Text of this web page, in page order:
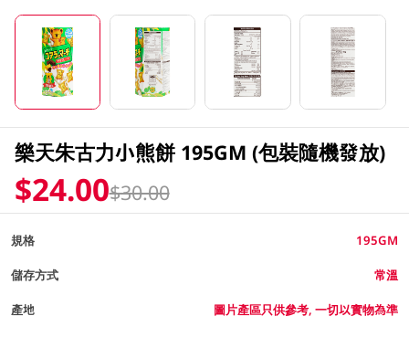
樂天朱古力小熊餅 195GM (包裝隨機發放)
$24.00$30.00
規格 195GM
儲存方式 常溫
產地 圖片產區只供參考, 一切以實物為準